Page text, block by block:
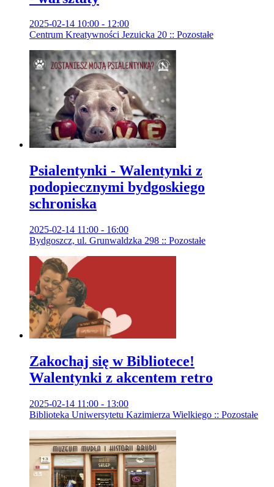
2025-02-14 10:00 - 12:00
Centrum Kreatywności Jezuicka 20 :: Pozostałe
Psialentynki - Walentynki z
podopiecznymi bydgoskiego
schroniska
2025-02-14 11:00 - 16:00
Bydgoszcz, ul. Grunwaldzka 298 :: Pozostałe
Zakochaj się w Bibliotece!
Walentynki z akcentem retro
2025-02-14 11:00 - 13:00
Biblioteka Uniwersytetu Kazimierza Wielkiego :: Pozostałe